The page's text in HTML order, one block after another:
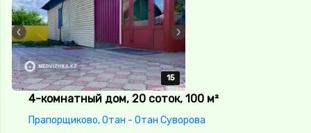
15
15
15
15
15
4-комнатный дом, 20 соток, 100 м²
Прапорщиково, Отан - Отан Суворова